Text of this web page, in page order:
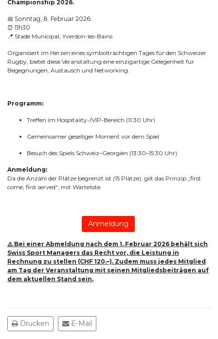
Championship 2026.
📅 Sonntag, 8. Februar 2026
⏰ 11h30
📍 Stade Municipal, Yverdon-les-Bains
Organisiert im Herzen eines symbolträchtigen Tages für den Schweizer
Rugby, bietet diese Veranstaltung eine einzigartige Gelegenheit für
Begegnungen, Austausch und Networking.
Programm:
Treffen im Hospitality-/VIP-Bereich (11:30 Uhr)
Gemeinsamer geselliger Moment vor dem Spiel
Besuch des Spiels Schweiz–Georgien (13:30–15:30 Uhr)
Anmeldung:
Da die Anzahl der Plätze begrenzt ist (15 Plätze), gilt das Prinzip „first
come, first served“, mit Warteliste.
⚠️ Bei einer Abmeldung nach dem 1. Februar 2026 behält sich
Swiss Sport Managers das Recht vor, die Leistung in
Rechnung zu stellen (CHF 120.–). Zudem muss jedes Mitglied
am Tag der Veranstaltung mit seinen Mitgliedsbeiträgen auf
dem aktuellen Stand sein.
Drucken E-Mail